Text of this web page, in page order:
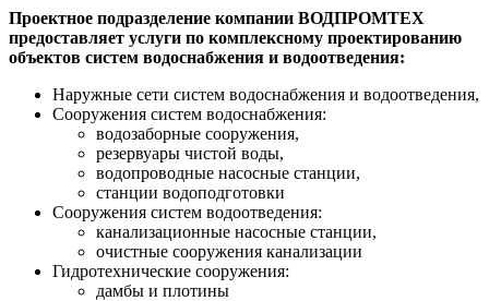
Проектное подразделение компании ВОДПРОМТЕХ
предоставляет услуги по комплексному проектированию
объектов систем водоснабжения и водоотведения:
Наружные сети систем водоснабжения и водоотведения,
Сооружения систем водоснабжения:
водозаборные сооружения,
резервуары чистой воды,
водопроводные насосные станции,
станции водоподготовки
Сооружения систем водоотведения:
канализационные насосные станции,
очистные сооружения канализации
Гидротехнические сооружения:
дамбы и плотины